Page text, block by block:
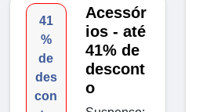
41
%
de
des
con
Acessór
ios - até
41% de
descont
o